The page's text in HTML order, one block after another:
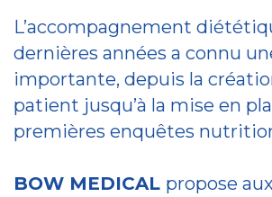
L’accompagnement
dernières années a connu
importante, depuis la
patient jusqu’à la mise en
premières enquêtes
BOW MEDICAL propose